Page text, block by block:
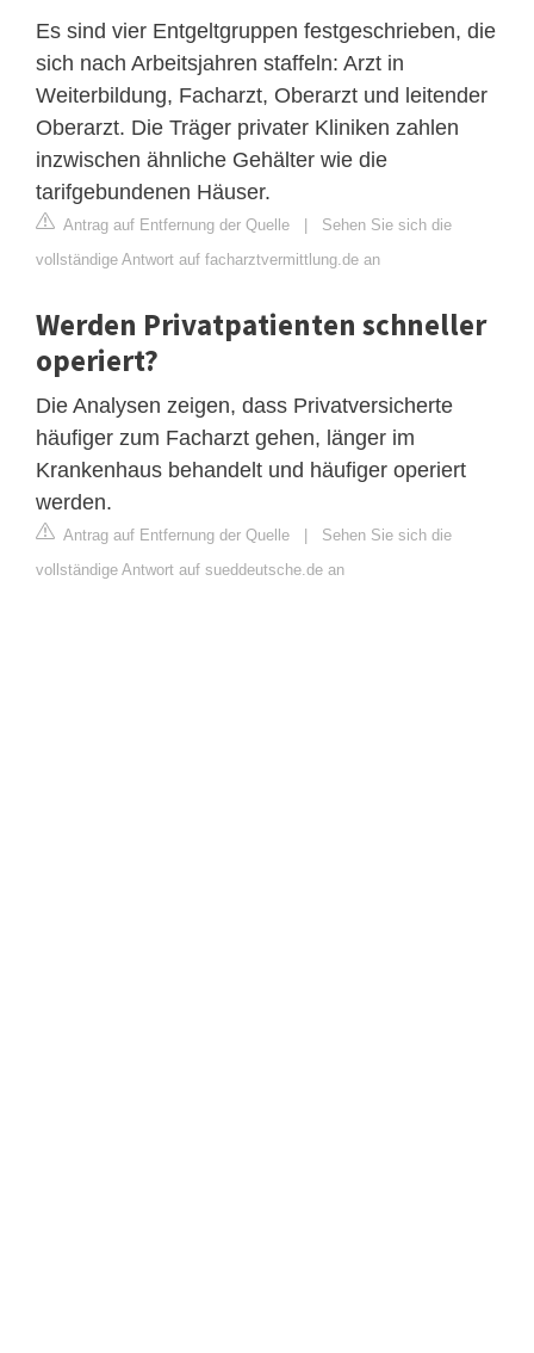
Es sind vier Entgeltgruppen festgeschrieben, die
sich nach Arbeitsjahren staffeln: Arzt in
Weiterbildung, Facharzt, Oberarzt und leitender
Oberarzt. Die Träger privater Kliniken zahlen
inzwischen ähnliche Gehälter wie die
tarifgebundenen Häuser.
Antrag auf Entfernung der Quelle | Sehen Sie sich die
vollständige Antwort auf facharztvermittlung.de an
Werden Privatpatienten schneller
operiert?
Die Analysen zeigen, dass Privatversicherte
häufiger zum Facharzt gehen, länger im
Krankenhaus behandelt und häufiger operiert
werden.
Antrag auf Entfernung der Quelle | Sehen Sie sich die
vollständige Antwort auf sueddeutsche.de an